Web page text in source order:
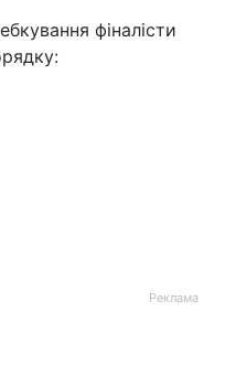
фіналісти
Реклама